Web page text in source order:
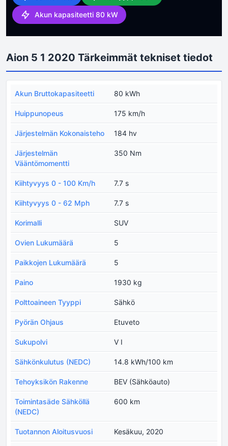
Akun kapasiteetti 80 kW
Aion 5 1 2020 Tärkeimmät tekniset tiedot
Akun Bruttokapasiteetti 80 kWh
Huippunopeus 175 km/h
Järjestelmän Kokonaisteho 184 hv
Järjestelmän
Vääntömomentti
350 Nm
Kiihtyvyys 0 - 100 Km/h 7.7 s
Kiihtyvyys 0 - 62 Mph 7.7 s
Korimalli SUV
Ovien Lukumäärä 5
Paikkojen Lukumäärä 5
Paino 1930 kg
Polttoaineen Tyyppi Sähkö
Pyörän Ohjaus Etuveto
Sukupolvi V I
Sähkönkulutus (NEDC) 14.8 kWh/100 km
Tehoyksikön Rakenne BEV (Sähköauto)
Toimintasäde Sähköllä
(NEDC)
600 km
Tuotannon Aloitusvuosi Kesäkuu, 2020